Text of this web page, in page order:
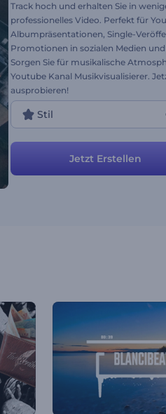
Track hoch und erhalten Sie in
professionelles Video. Perfekt für
Albumpräsentationen, Single-
Promotionen in sozialen Medien
Sorgen Sie für musikalische
Youtube Kanal Musikvisualisierer.
ausprobieren!
Stil
Jetzt Erstellen